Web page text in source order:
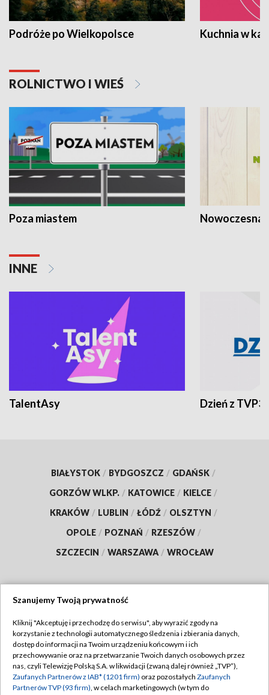
Podróże po Wielkopolsce Kuchnia w
ROLNICTWO I WIEŚ
Poza miastem Nowoczesna
INNE
TalentAsy Dzień z TVP3
BIAŁYSTOK / BYDGOSZCZ / GDAŃSK /
GORZÓW WLKP. / KATOWICE / KIELCE /
KRAKÓW / LUBLIN / ŁÓDŹ / OLSZTYN /
OPOLE / POZNAŃ / RZESZÓW /
SZCZECIN / WARSZAWA / WROCŁAW
TVP
Abonament TVP
Emisja w TVP
Regulamin TVP
Polityka prywatności
Szanujemy Twoją prywatność
Kliknij "Akceptuję i przechodzę do serwisu", aby wyrazić zgody na
korzystanie z technologii automatycznego śledzenia i zbierania danych,
dostęp do informacji na Twoim urządzeniu końcowym i ich
przechowywanie oraz na przetwarzanie Twoich danych osobowych przez
nas, czyli Telewizję Polską S.A. w likwidacji (zwaną dalej również „TVP”),
Zaufanych Partnerów z IAB* (1201 firm) oraz pozostałych Zaufanych
Partnerów TVP (93 firm), w celach marketingowych (w tym do